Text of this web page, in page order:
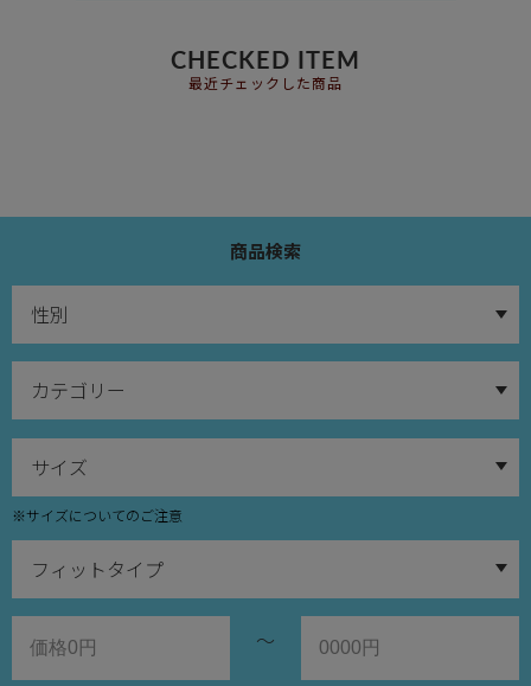
CHECKED ITEM
最近チェックした商品
商品検索
※サイズについてのご注意
～